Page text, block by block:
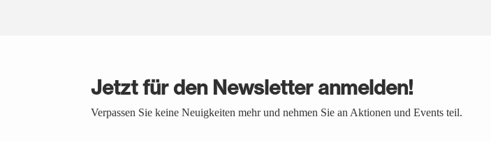
Jetzt für den Newsletter anmelden!
Verpassen Sie keine Neuigkeiten mehr und nehmen Sie an Aktionen und Events teil.